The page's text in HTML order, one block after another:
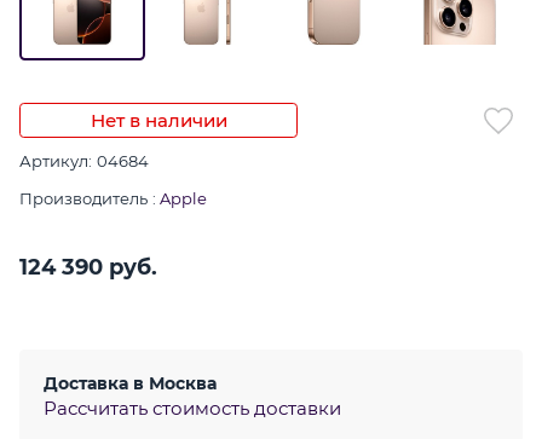
Нет в наличии
Артикул: 04684
Производитель : Apple
124 390 руб.
Доставка в Москва
Рассчитать стоимость доставки